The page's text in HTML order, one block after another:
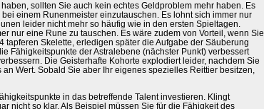
sollten Sie auch kein echtes Geldproblem mehr haben. Es
einem Runenmeister einzutauschen. Es lohnt sich immer nur
leider nicht mehr so häufig wie in den ersten Spieltagen.
nur eine Rune zu tauschen. Es wäre zudem von Vorteil, wenn Sie
tapferen Skelette, erledigen später die Aufgabe der Säuberung
Fähigkeitspunkte der Astralebene (nächster Punkt) verbessert
Die Geisterhafte Kohorte explodiert leider, nachdem Sie
Wert. Sobald Sie aber Ihr eigenes spezielles Reittier besitzen,
in das betreffende Talent investieren. Klingt
nicht so klar. Als Beispiel müssen Sie für die Fähigkeit des